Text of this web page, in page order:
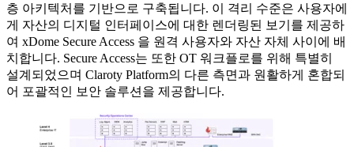
층 아키텍처를 기반으로 구축됩니다. 이 격리 수준은 사용자에
게 자산의 디지털 인터페이스에 대한 렌더링된 보기를 제공하
여 xDome Secure Access 을 원격 사용자와 자산 자체 사이에 배
치합니다. Secure Access는 또한 OT 워크플로를 위해 특별히
설계되었으며 Claroty Platform의 다른 측면과 원활하게 혼합되
어 포괄적인 보안 솔루션을 제공합니다.